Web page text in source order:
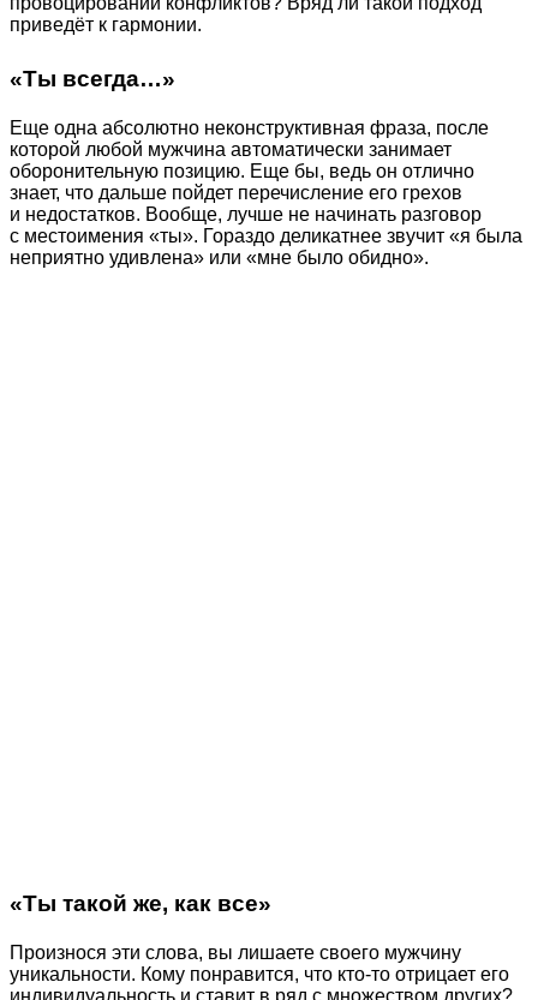
приведёт к гармонии.
«Ты всегда…»
Еще одна абсолютно неконструктивная фраза, после
которой любой мужчина автоматически занимает
оборонительную позицию. Еще бы, ведь он отлично
знает, что дальше пойдет перечисление его грехов
и недостатков. Вообще, лучше не начинать разговор
с местоимения «ты». Гораздо деликатнее звучит «я была
неприятно удивлена» или «мне было обидно».
«Ты такой же, как все»
Произнося эти слова, вы лишаете своего мужчину
уникальности. Кому понравится, что кто-то отрицает его